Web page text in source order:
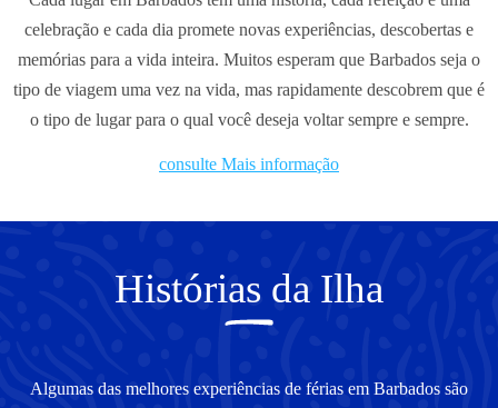
celebração e cada dia promete novas experiências, descobertas e
memórias para a vida inteira. Muitos esperam que Barbados seja o
tipo de viagem uma vez na vida, mas rapidamente descobrem que é
o tipo de lugar para o qual você deseja voltar sempre e sempre.
consulte Mais informação
Histórias da Ilha
Algumas das melhores experiências de férias em Barbados são